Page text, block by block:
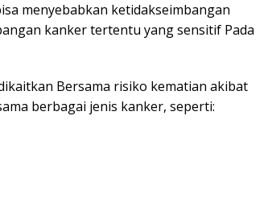
menyebabkan ketidakseimbangan
kanker tertentu yang sensitif Pada
Bersama risiko kematian akibat
berbagai jenis kanker, seperti: